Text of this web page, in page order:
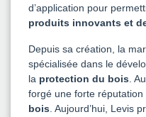
d’application pour
produits innovants et
Depuis sa création, la
spécialisée dans le
la protection du bois.
forgé une forte
bois. Aujourd’hui, Levis